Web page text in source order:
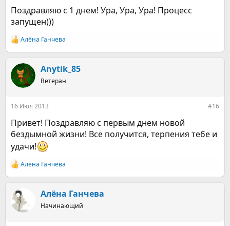
Поздравляю с 1 днем! Ура, Ура, Ура! Процесс
запущен)))
Р
е
к
ц
и
Алёна Ганчева
Anytik_85
Ветеран
16 Июл 2013 #16
Привет! Поздравляю с первым днем новой
бездымной жизни! Все получится, терпения тебе и
удачи!
Р
е
к
ц
и
Алёна Ганчева
Алёна Ганчева
Начинающий